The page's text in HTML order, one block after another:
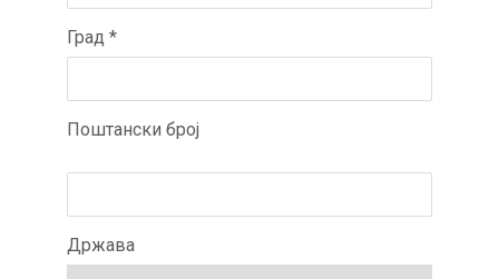
Град *
Поштански број
Држава